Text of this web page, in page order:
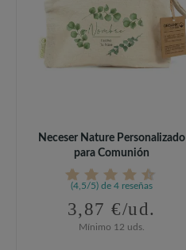
Neceser Nature Personalizado
para Comunión
(4,5/5) de 4 reseñas
3,87 €/ud.
Mínimo 12 uds.